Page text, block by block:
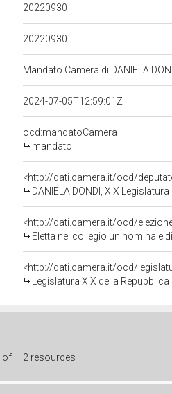
20220930
20220930
Mandato Camera di DANIELA
2024-07-05T12:59:01Z
ocd:mandatoCamera
mandato
<http://dati.camera.it/ocd/
DANIELA DONDI, XIX
<http://dati.camera.it/ocd/
Eletta nel collegio uninominale
<http://dati.camera.it/ocd/
Legislatura XIX della
of 2 resources